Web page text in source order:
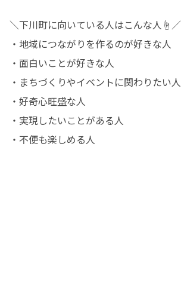
＼下川町に向いている人はこんな人☝／
・地域につながりを作るのが好きな人
・面白いことが好きな人
・まちづくりやイベントに関わりたい人
・好奇心旺盛な人
・実現したいことがある人
・不便も楽しめる人